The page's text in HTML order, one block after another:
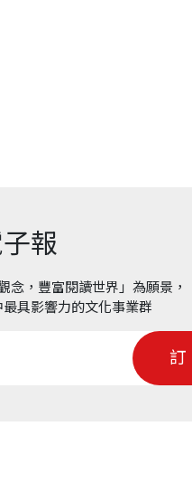
報
念，豐富閱讀世界」為願景，
具影響力的文化事業群